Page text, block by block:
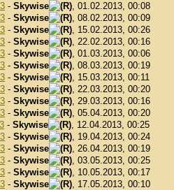
- Skywise
, 01.02.2013, 00:08
- Skywise
, 08.02.2013, 00:09
- Skywise
, 15.02.2013, 00:26
- Skywise
, 22.02.2013, 00:16
- Skywise
, 01.03.2013, 00:06
- Skywise
, 08.03.2013, 00:19
- Skywise
, 15.03.2013, 00:11
- Skywise
, 22.03.2013, 00:20
- Skywise
, 29.03.2013, 00:16
- Skywise
, 05.04.2013, 00:20
- Skywise
, 12.04.2013, 00:25
- Skywise
, 19.04.2013, 00:24
- Skywise
, 26.04.2013, 00:19
- Skywise
, 03.05.2013, 00:25
- Skywise
, 10.05.2013, 00:17
- Skywise
, 17.05.2013, 00:10